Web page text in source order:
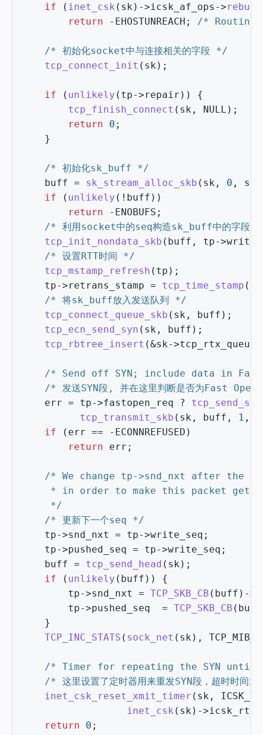
if ( inet_csk ( sk ) ->icsk_af_ops ->
return
- EHOSTUNREACH ; /*
/* 初始化socket中与连接相关的字段 */
tcp_connect_init ( sk );
if ( unlikely ( tp->repair ))
{
tcp_finish_connect ( sk , NULL );
return
0 ;
}
/* 初始化sk_buff */
buff = sk_stream_alloc_skb ( sk , 0 , sk
if
( unlikely ( ! buff ))
return
- ENOBUFS ;
/* 利用socket中的seq构造sk_buff中的字段
tcp_init_nondata_skb ( buff , tp->
/* 设置RTT时间 */
tcp_mstamp_refresh ( tp );
tp->retrans_stamp = tcp_time_stamp (
/* 将sk_buff放入发送队列 */
tcp_connect_queue_skb ( sk , buff );
tcp_ecn_send_syn ( sk , buff );
tcp_rbtree_insert (&sk->tcp_rtx_queue
/* Send off SYN; include data in
/* 发送SYN段, 并在这里判断是否为Fast
err = tp->fastopen_req ?
tcp_transmit_skb ( sk , buff , 1 ,
if
( err == - ECONNREFUSED )
return
err ;
	 */
/* 更新下一个seq */
tp->snd_nxt = tp->write_seq ;
tp->pushed_seq = tp->write_seq ;
buff = tcp_send_head ( sk );
if
( unlikely ( buff ))
{
tp->snd_nxt = TCP_SKB_CB ( buff ) ->
tp->pushed_seq = TCP_SKB_CB ( buff
}
TCP_INC_STATS ( sock_net ( sk ),
/* Timer for repeating the SYN until
/* 这里设置了定时器用来重发SYN段，超时时
inet_csk_reset_xmit_timer ( sk ,
inet_csk ( sk ) ->icsk_rto
return
0 ;